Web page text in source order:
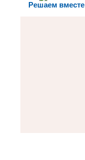
Решаем вместе